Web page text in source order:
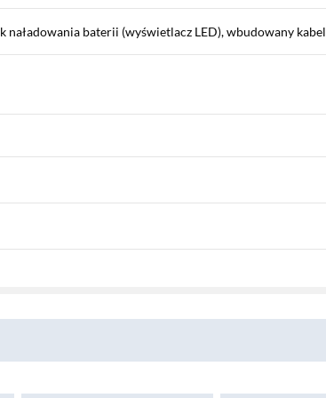
naładowania baterii (wyświetlacz LED), wbudowany kabel